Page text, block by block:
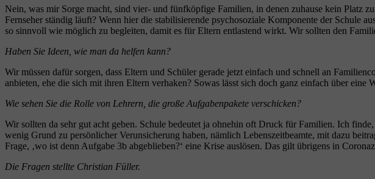
Nein, was mir Sorge macht, sind vier- und fünfköpfige Familien, in denen zuhause kein Platz
Fernseher ständig läuft? Wenn hier die stabilisierende psychosoziale Komponente der Schule
so sinnvoll wie möglich zu begleiten, damit es für Eltern entlastend wirkt. Wir sollten den
Haben Sie Ideen, wie man da helfen kann?
Wir müssen dafür sorgen, dass Eltern und Schüler gerade jetzt einfach und schnell an
anbieten, ehe die sich mit ihren Eltern verhaken? Sowas lässt sich doch ganz einfach über eine
Wie sehen Sie die Rolle von Lehrern, die große Aufgabenpakete verschicken?
Wir sollten da sehr gut acht geben. Schule bedeutet ja ohnehin oft Druck für Familien. Ich
wenig Grund zu persönlicher Verunsicherung haben, nämlich Lebenszeitbeamte, mit dazu
Frage, ‚wo ist denn Aufgabe 3b abgeblieben?‘ eine Krise auslösen. Das gilt übrigens in
Die Fragen stellte Christian Füller.